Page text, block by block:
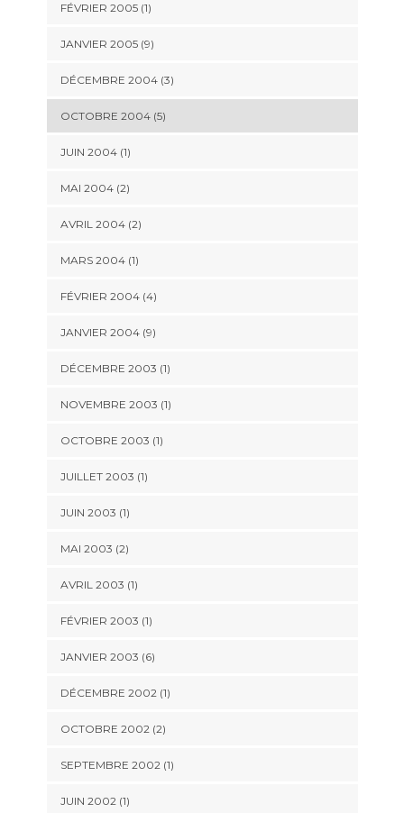
FÉVRIER 2005 (1)
JANVIER 2005 (9)
DÉCEMBRE 2004 (3)
OCTOBRE 2004 (5)
JUIN 2004 (1)
MAI 2004 (2)
AVRIL 2004 (2)
MARS 2004 (1)
FÉVRIER 2004 (4)
JANVIER 2004 (9)
DÉCEMBRE 2003 (1)
NOVEMBRE 2003 (1)
OCTOBRE 2003 (1)
JUILLET 2003 (1)
JUIN 2003 (1)
MAI 2003 (2)
AVRIL 2003 (1)
FÉVRIER 2003 (1)
JANVIER 2003 (6)
DÉCEMBRE 2002 (1)
OCTOBRE 2002 (2)
SEPTEMBRE 2002 (1)
JUIN 2002 (1)